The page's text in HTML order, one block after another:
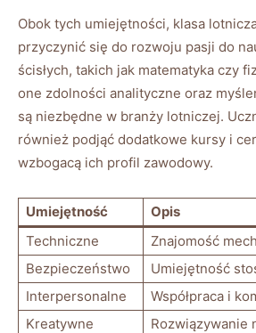
Obok tych umiejętności, klasa
przyczynić się do rozwoju pasji do
ścisłych, takich jak matematyka czy
one zdolności analityczne oraz
są niezbędne w branży lotniczej.
również podjąć dodatkowe kursy i
wzbogacą ich profil zawodowy.
Umiejętność
Opis
Techniczne
Znajomość
Bezpieczeństwo
Umiejętność
Interpersonalne
Współpraca i
Kreatywne
Rozwiązywanie